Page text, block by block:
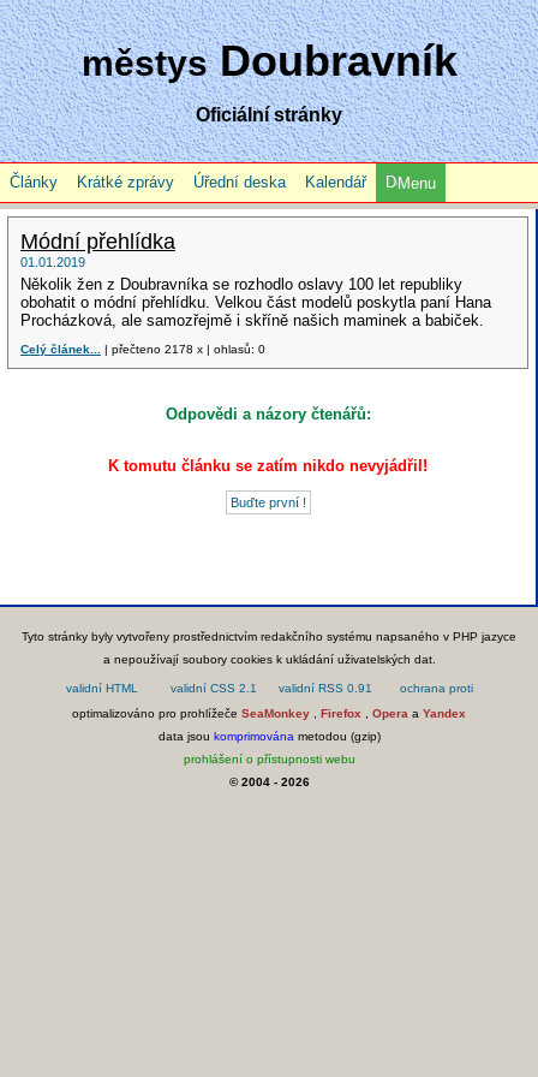
městysDoubravník
Oficiální stránky
Články Krátké zprávy Úřední deska Kalendář Menu
Módní přehlídka
01.01.2019
Několik žen z Doubravníka se rozhodlo oslavy 100 let republiky
obohatit o módní přehlídku. Velkou část modelů poskytla paní Hana
Procházková, ale samozřejmě i skříně našich maminek a babiček.
Celý článek... | přečteno 2178 x | ohlasů: 0
Odpovědi a názory čtenářů:
K tomutu článku se zatím nikdo nevyjádřil!
Tyto stránky byly vytvořeny prostřednictvím redakčního systému napsaného v PHP jazyce
a nepoužívají soubory cookies k ukládání uživatelských dat.
optimalizováno pro prohlížeče SeaMonkey Firefox Opera a Yandex
data jsou komprimována metodou (gzip)
prohlášení o přístupnosti webu
© 2004 - 2026